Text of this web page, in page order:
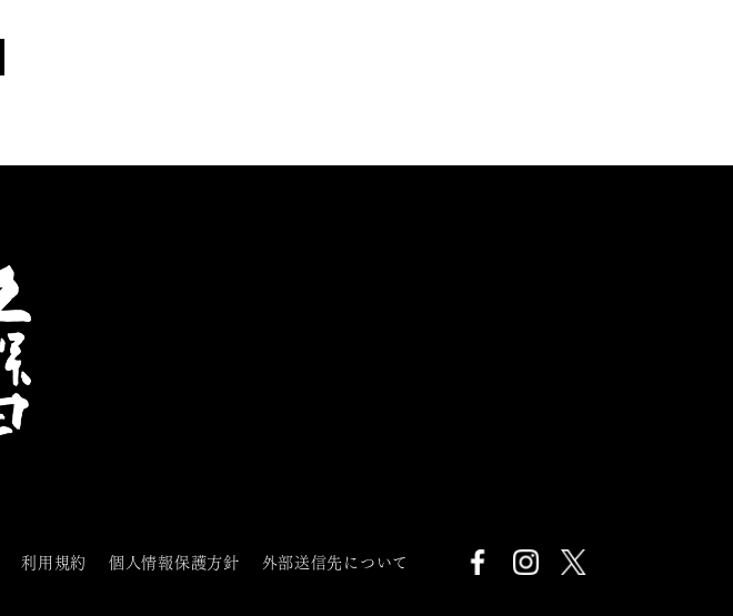
利用規約 個人情報保護方針 外部送信先について